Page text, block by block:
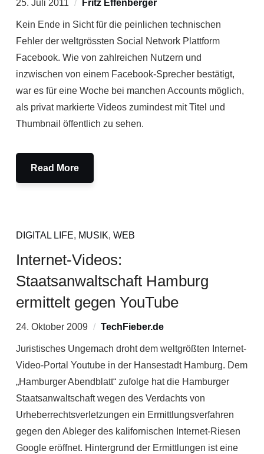
25. Juli 2011 Fritz Effenberger
Kein Ende in Sicht für die peinlichen technischen
Fehler der weltgrössten Social Network Plattform
Facebook. Wie von zahlreichen Nutzern und
inzwischen von einem Facebook-Sprecher bestätigt,
war es für eine Woche bei manchen Accounts möglich,
als privat markierte Videos zumindest mit Titel und
Thumbnail öffentlich zu sehen.
Read More
DIGITAL LIFE, MUSIK, WEB
Internet-Videos:
Staatsanwaltschaft Hamburg
ermittelt gegen YouTube
24. Oktober 2009 TechFieber.de
Juristisches Ungemach droht dem weltgrößten Internet-
Video-Portal Youtube in der Hansestadt Hamburg. Dem
„Hamburger Abendblatt“ zufolge hat die Hamburger
Staatsanwaltschaft wegen des Verdachts von
Urheberrechtsverletzungen ein Ermittlungsverfahren
gegen den Ableger des kalifornischen Internet-Riesen
Google eröffnet. Hintergrund der Ermittlungen ist eine